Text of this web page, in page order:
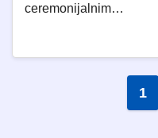
ceremonijalnim…
1